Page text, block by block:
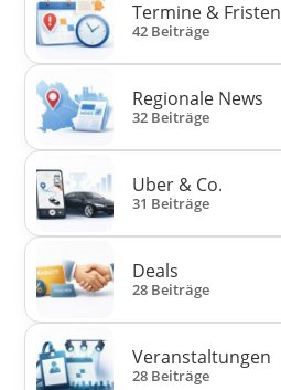
Termine & Fristen
42 Beiträge
Regionale News
32 Beiträge
Uber & Co.
31 Beiträge
Deals
28 Beiträge
Veranstaltungen
28 Beiträge